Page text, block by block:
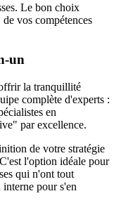
Le bon choix
vos compétences
un
la tranquillité
complète d'experts :
en
par excellence.
de votre stratégie
l'option idéale pour
qui n'ont tout
interne pour s'en